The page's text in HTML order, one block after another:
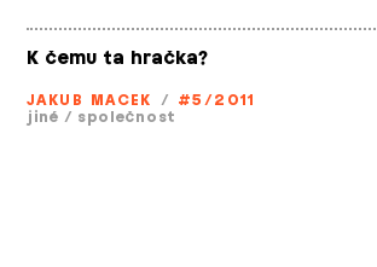
K čemu ta hračka?
JAKUB MACEK / #5/2011
jiné / společnost